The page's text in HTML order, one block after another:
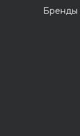
Бренды